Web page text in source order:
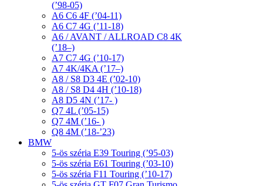
(’98-05)
A6 C6 4F (’04-11)
A6 C7 4G (’11-18)
A6 / AVANT / ALLROAD C8 4K
(’18–)
A7 C7 4G (’10-17)
A7 4K/4KA (’17–)
A8 / S8 D3 4E (’02-10)
A8 / S8 D4 4H (’10-18)
A8 D5 4N (’17- )
Q7 4L (’05-15)
Q7 4M (’16- )
Q8 4M (’18-’23)
BMW
5-ös széria E39 Touring (’95-03)
5-ös széria E61 Touring (’03-10)
5-ös széria F11 Touring (’10-17)